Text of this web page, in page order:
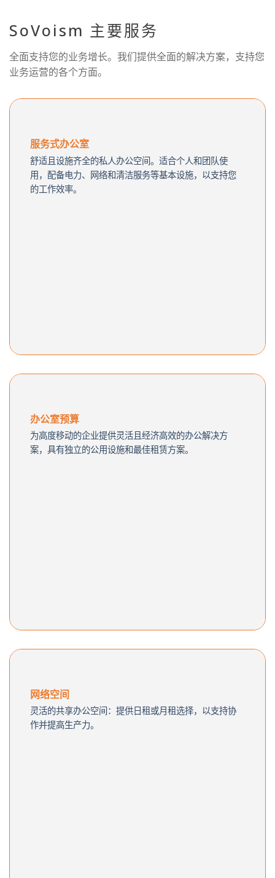
SoVoism 主要服务
全面支持您的业务增长。我们提供全面的解决方案，支持您
业务运营的各个方面。
服务式办公室
舒适且设施齐全的私人办公空间。适合个人和团队使
用，配备电力、网络和清洁服务等基本设施，以支持您
的工作效率。
办公室预算
为高度移动的企业提供灵活且经济高效的办公解决方
案，具有独立的公用设施和最佳租赁方案。
网络空间
灵活的共享办公空间：提供日租或月租选择， 以支持协
作并提高生产力。